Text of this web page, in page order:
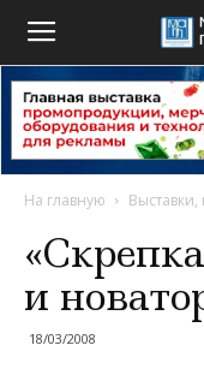
На главную
и
18/03/2008